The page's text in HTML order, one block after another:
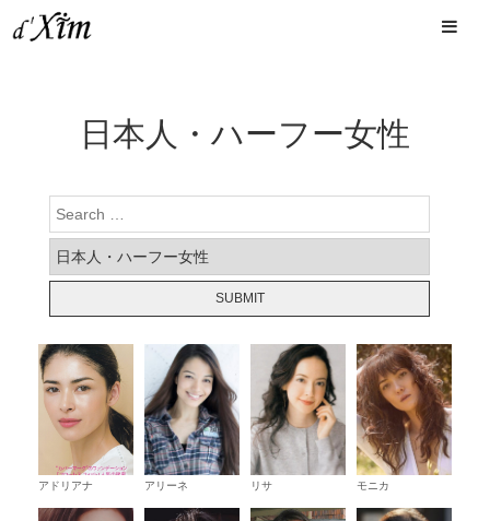
日本人・ハーフー女性
アドリアナ アリーネ リサ モニカ